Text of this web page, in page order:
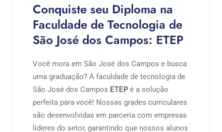
Conquiste seu Diploma na
Faculdade de Tecnologia de
São José dos Campos: ETEP
Você mora em São José dos Campos e busca
uma graduação? A faculdade de tecnologia de
São José dos Campos ETEP é a solução
perfeita para você! Nossas grades curriculares
são desenvolvidas em parceria com empresas
líderes do setor, garantindo que nossos alunos